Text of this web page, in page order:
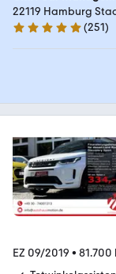
22119 Hamburg
4.9 Sterne
(251)
EZ 09/2019 • 81.700